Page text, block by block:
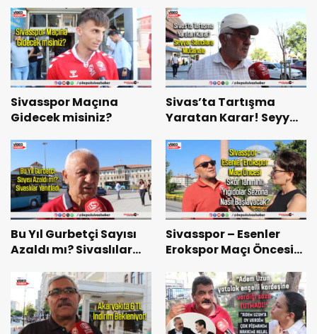
Sivasspor Maçına
Gidecek misiniz?
Sivas’ta Tartışma
Yaratan Karar! Seyyar
Bu Yıl Gurbetçi Sayısı
Azaldı mı? Sivaslılar
Sivasspor – Esenler
Erokspor Maçı Öncesi
Yiğidolar Sezona Nasıl
Başlayacak?